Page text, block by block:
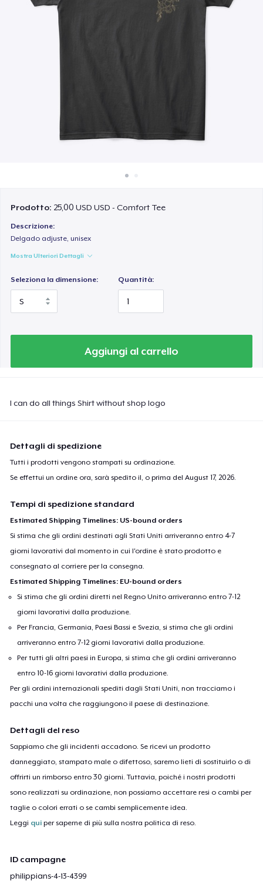
Prodotto: 25,00 USD USD - Comfort Tee
Descrizione:
Delgado adjuste, unisex
Mostra Ulteriori Dettagli
Seleziona la dimensione: Quantità:
Aggiungi al carrello
I can do all things Shirt without shop logo
Dettagli di spedizione
Tutti i prodotti vengono stampati su ordinazione.
Se effettui un ordine ora, sarà spedito il, o prima delAugust 17, 2026
Tempi di spedizione standard
Estimated Shipping Timelines: US-bound orders
Si stima che gli ordini destinati agli Stati Uniti arriveranno entro 4-7
giorni lavorativi dal momento in cui l'ordine è stato prodotto e
consegnato al corriere per la consegna.
Estimated Shipping Timelines: EU-bound orders
Si stima che gli ordini diretti nel Regno Unito arriveranno entro 7-12
giorni lavorativi dalla produzione.
Per Francia, Germania, Paesi Bassi e Svezia, si stima che gli ordini
arriveranno entro 7-12 giorni lavorativi dalla produzione.
Per tutti gli altri paesi in Europa, si stima che gli ordini arriveranno
entro 10-16 giorni lavorativi dalla produzione.
Per gli ordini internazionali spediti dagli Stati Uniti, non tracciamo i
pacchi una volta che raggiungono il paese di destinazione.
Dettagli del reso
Sappiamo che gli incidenti accadono. Se ricevi un prodotto
danneggiato, stampato male o difettoso, saremo lieti di sostituirlo o di
offrirti un rimborso entro 30 giorni. Tuttavia, poiché i nostri prodotti
sono realizzati su ordinazione, non possiamo accettare resi o cambi per
taglie o colori errati o se cambi semplicemente idea.
Leggi qui per saperne di più sulla nostra politica di reso.
ID campagne
philippians-4-13-4399